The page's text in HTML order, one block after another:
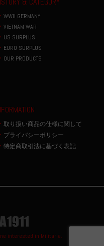
WWII GERMANY
VIETNAM WAR
US SURPLUS
EURO SURPLUS
OUR PRODUCTS
取り扱い商品の仕様に関して
プライバシーポリシー
特定商取引法に基づく表記
interested in Militaria.